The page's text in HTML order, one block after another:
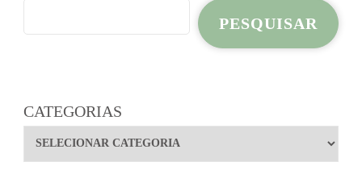
PESQUISAR
CATEGORIAS